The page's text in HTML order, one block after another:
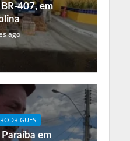
407, em
ago
em